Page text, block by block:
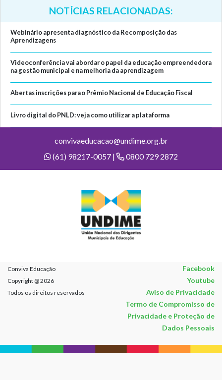
NOTÍCIAS RELACIONADAS:
Webinário apresenta diagnóstico da Recomposição das
Aprendizagens
Videoconferência vai abordar o papel da educação empreendedora
na gestão municipal e na melhoria da aprendizagem
Abertas inscrições para o Prêmio Nacional de Educação Fiscal
Livro digital do PNLD: veja como utilizar a plataforma
convivaeducacao@undime.org.br
(61) 98217-0057 |
0800 729 2872
Conviva Educação Facebook
Copyright @ 2026 Youtube
Todos os direitos reservados
Aviso de Privacidade
Termo de Compromisso de
Privacidade e Proteção de
Dados Pessoais